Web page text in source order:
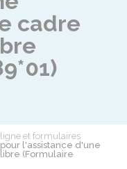
cadre
et formulaires
l'assistance d'une
(Formulaire